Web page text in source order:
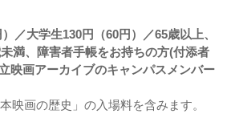
／大学生130円（60円）／65歳以上、
満、障害者手帳をお持ちの方(付添者
映画アーカイブのキャンパスメンバー
映画の歴史」の入場料を含みます。